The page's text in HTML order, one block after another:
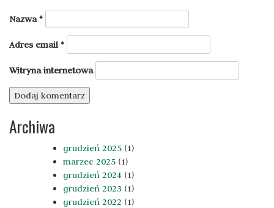
Nazwa*
Adres email*
Witryna internetowa
Archiwa
grudzień 2025 (1)
marzec 2025 (1)
grudzień 2024 (1)
grudzień 2023 (1)
grudzień 2022 (1)